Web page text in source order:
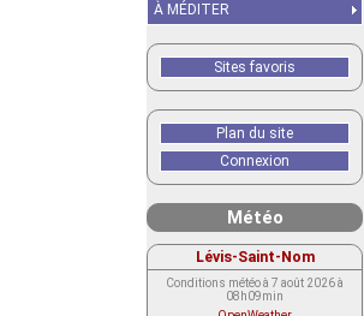
À MÉDITER
Sites favoris
Plan du site
Connexion
Météo
Lévis-Saint-Nom
Conditions météo à 7 août 2026 à
08h09min